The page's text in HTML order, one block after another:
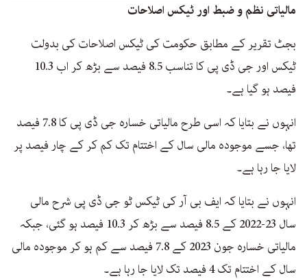
مالیاتی نظم و ضبط اور ٹیکس اصلاحات
بجٹ تقریر کے مطابق حکومت کی ٹیکس اصلاحات کی بدولت
ٹیکس اور جی ڈی پی کا تناسب 8.5 فیصد سے بڑھ کر اب 10.3
فیصد ہو گیا ہے۔
انہوں نے بتایا کہ اسی طرح مالیاتی خسارہ جی ڈی پی کا 7.8 فیصد
تھا، جسے موجودہ مالی سال کے اختتام تک کم کر کے چار فیصد پر
لایا جا رہا ہے۔
انہوں نے بتایا کہ ایف بی آر کی ٹیکس ٹو جی ڈی پی شرح مالی
سال 23-2022 کے 8.5 فیصد سے بڑھ کر 10.3 فیصد ہو گئی، جبکہ
مالیاتی خسارہ جون 2023 کے 7.8 فیصد سے کم ہو کر موجودہ مالی
سال کے اختتام تک 4 فیصد تک لایا جا رہا ہے۔